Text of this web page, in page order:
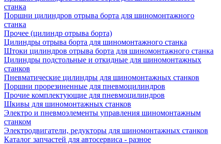
станка
Поршни цилиндров отрыва борта для шиномонтажного
станка
Прочее (цилиндр отрыва борта)
Цилиндры отрыва борта для шиномонтажного станка
Штоки цилиндров отрыва борта для шиномонтажного станка
Цилиндры подстольные и откидные для шиномонтажных
станков
Пневматические цилиндры для шиномонтажных станков
Поршни прорезиненные для пневмоцилиндров
Прочие комплектующие для пневмоцилиндров
Шкивы для шиномонтажных станков
Электро и пневмоэлементы управления шиномонтажным
станком
Электродвигатели, редукторы для шиномонтажных станков
Каталог запчастей для автосервиса - разное